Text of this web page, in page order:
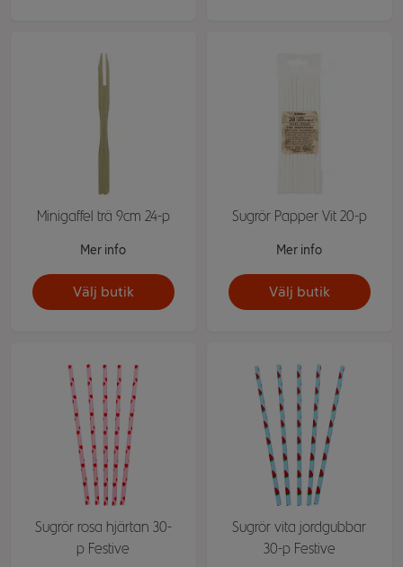
Minigaffel trä 9cm 24-p
Mer info
Välj butik
Sugrör Papper Vit 20-p
Mer info
Välj butik
Sugrör rosa hjärtan 30-
p Festive
Sugrör vita jordgubbar
30-p Festive